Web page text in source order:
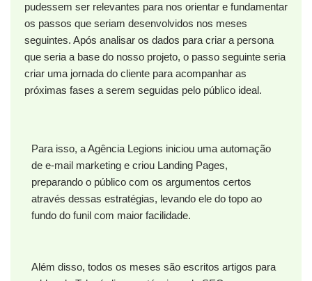
pudessem ser relevantes para nos orientar e fundamentar
os passos que seriam desenvolvidos nos meses
seguintes. Após analisar os dados para criar a persona
que seria a base do nosso projeto, o passo seguinte seria
criar uma jornada do cliente para acompanhar as
próximas fases a serem seguidas pelo público ideal.
Para isso, a Agência Legions iniciou uma automação
de e-mail marketing e criou Landing Pages,
preparando o público com os argumentos certos
através dessas estratégias, levando ele do topo ao
fundo do funil com maior facilidade.
Além disso, todos os meses são escritos artigos para